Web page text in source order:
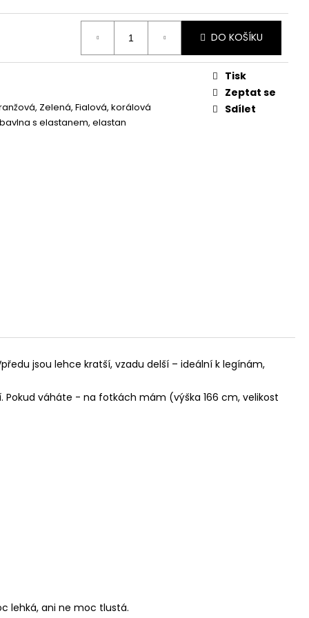
DO KOŠÍKU
Zelená, Fialová, korálová
s elastanem, elastan
Tisk
Zeptat se
Sdílet
jsou lehce kratší, vzadu delší – ideální k legínám,
váháte - na fotkách mám (výška 166 cm, velikost
lehká, ani ne moc tlustá.